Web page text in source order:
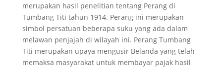
merupakan hasil penelitian tentang Perang di
Tumbang Titi tahun 1914. Perang ini merupakan
simbol persatuan beberapa suku yang ada dalam
melawan penjajah di wilayah ini. Perang Tumbang
Titi merupakan upaya mengusir Belanda yang telah
memaksa masyarakat untuk membayar pajak hasil